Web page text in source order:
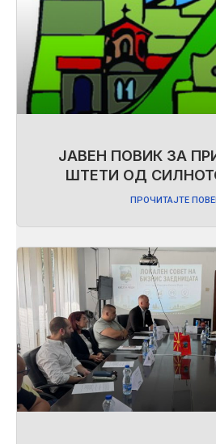
ЈАВЕН ПОВИК ЗА
ШТЕТИ ОД
ПРОЧИТАЈТЕ